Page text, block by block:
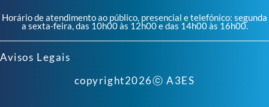
Horário de atendimento ao público, presencial e telefónico: segunda
a sexta-feira, das 10h00 às 12h00 e das 14h00 às 16h00.
Avisos Legais
copyright2026ⓒ A3ES